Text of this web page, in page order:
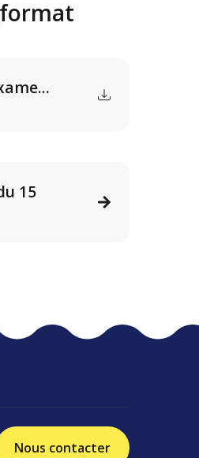
15
Nous contacter